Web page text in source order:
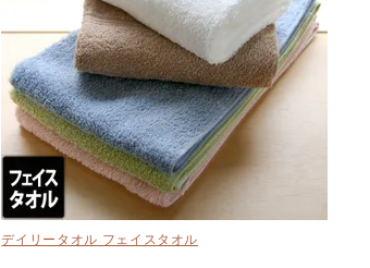
デイリータオル フェイスタオル